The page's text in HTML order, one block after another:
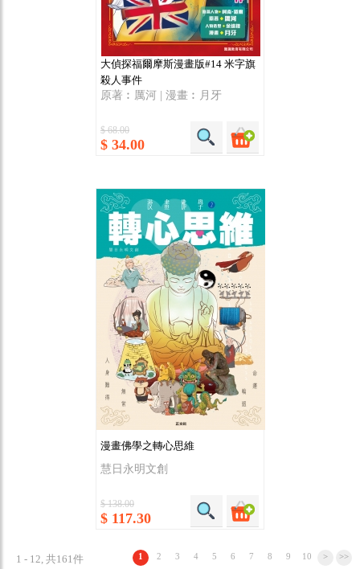
大偵探福爾摩斯漫畫版#14 米字旗
殺人事件
原著︰厲河 | 漫畫︰月牙
$ 68.00
$ 34.00
漫畫佛學之轉心思維
慧日永明文創
$ 138.00
$ 117.30
1 - 12, 共161件 1 2 3 4 5 6 7 8 9 10 > >>